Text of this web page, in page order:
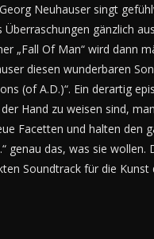
Neuhauser singt
gänzlich
„Fall Of Man“ wird dann
diesen wunderbaren
(of A.D.)“. Ein derartig
Hand zu weisen sind,
Facetten und halten den
genau das, was sie wollen.
Soundtrack für die Kunst